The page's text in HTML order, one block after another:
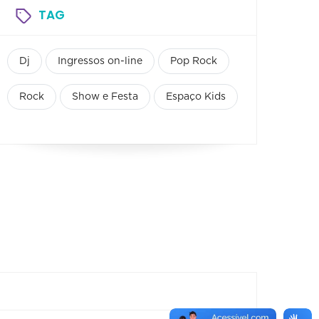
TAG
Dj Ingressos on-line Pop Rock
Rock Show e Festa Espaço Kids